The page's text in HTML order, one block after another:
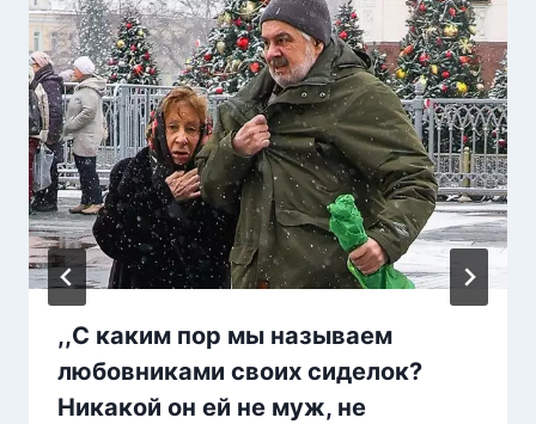
,,С каким пор мы называем
любовниками своих сиделок?
Никакой он ей не муж, не